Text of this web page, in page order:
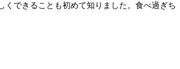
できることも初めて知りました。食べ過ぎち